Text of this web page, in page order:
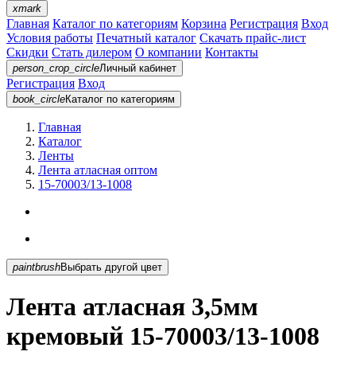
xmark
Главная Каталог по категориям Корзина Регистрация Вход
Условия работы Печатный каталог Скачать прайс-лист
Скидки Стать дилером О компании Контакты
person_crop_circleЛичный кабинет
Регистрация Вход
book_circleКаталог по категориям
Главная
Каталог
Ленты
Лента атласная оптом
15-70003/13-1008
paintbrush Выбрать другой цвет
Лента атласная 3,5мм
кремовый 15-70003/13-1008